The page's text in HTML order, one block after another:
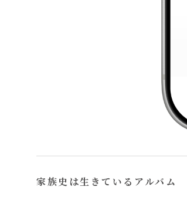
家族史は生きているアルバム